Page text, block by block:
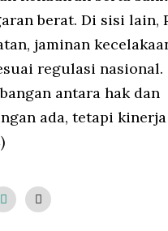
berat. Di sisi lain,
jaminan
regulasi nasional.
antara hak dan
ada, tetapi